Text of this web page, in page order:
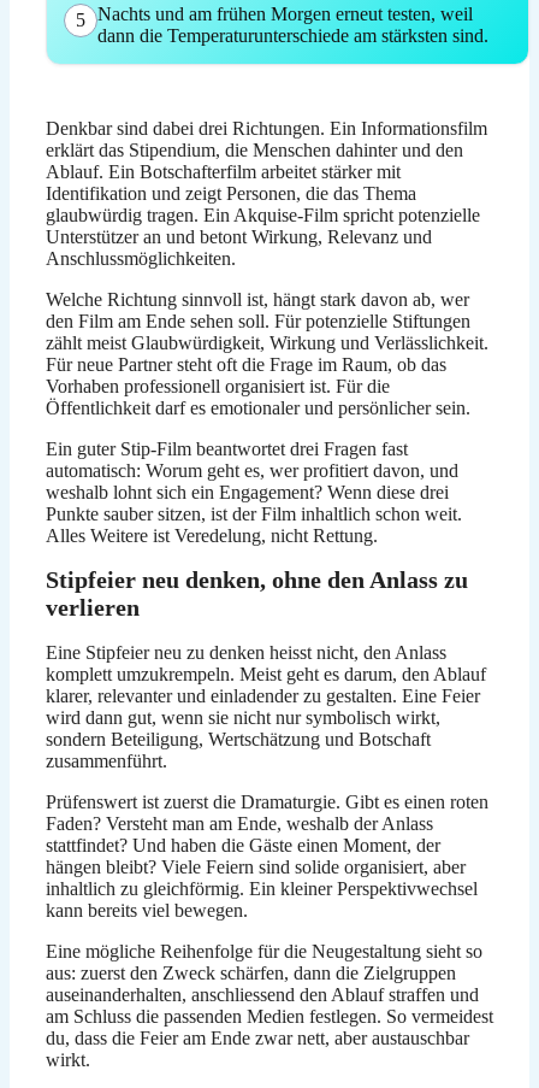
5 Nachts und am frühen Morgen erneut testen, weil
dann die Temperaturunterschiede am stärksten sind.
Denkbar sind dabei drei Richtungen. Ein Informationsfilm
erklärt das Stipendium, die Menschen dahinter und den
Ablauf. Ein Botschafterfilm arbeitet stärker mit
Identifikation und zeigt Personen, die das Thema
glaubwürdig tragen. Ein Akquise-Film spricht potenzielle
Unterstützer an und betont Wirkung, Relevanz und
Anschlussmöglichkeiten.
Welche Richtung sinnvoll ist, hängt stark davon ab, wer
den Film am Ende sehen soll. Für potenzielle Stiftungen
zählt meist Glaubwürdigkeit, Wirkung und Verlässlichkeit.
Für neue Partner steht oft die Frage im Raum, ob das
Vorhaben professionell organisiert ist. Für die
Öffentlichkeit darf es emotionaler und persönlicher sein.
Ein guter Stip-Film beantwortet drei Fragen fast
automatisch: Worum geht es, wer profitiert davon, und
weshalb lohnt sich ein Engagement? Wenn diese drei
Punkte sauber sitzen, ist der Film inhaltlich schon weit.
Alles Weitere ist Veredelung, nicht Rettung.
Stipfeier neu denken, ohne den Anlass zu
verlieren
Eine Stipfeier neu zu denken heisst nicht, den Anlass
komplett umzukrempeln. Meist geht es darum, den Ablauf
klarer, relevanter und einladender zu gestalten. Eine Feier
wird dann gut, wenn sie nicht nur symbolisch wirkt,
sondern Beteiligung, Wertschätzung und Botschaft
zusammenführt.
Prüfenswert ist zuerst die Dramaturgie. Gibt es einen roten
Faden? Versteht man am Ende, weshalb der Anlass
stattfindet? Und haben die Gäste einen Moment, der
hängen bleibt? Viele Feiern sind solide organisiert, aber
inhaltlich zu gleichförmig. Ein kleiner Perspektivwechsel
kann bereits viel bewegen.
Eine mögliche Reihenfolge für die Neugestaltung sieht so
aus: zuerst den Zweck schärfen, dann die Zielgruppen
auseinanderhalten, anschliessend den Ablauf straffen und
am Schluss die passenden Medien festlegen. So vermeidest
du, dass die Feier am Ende zwar nett, aber austauschbar
wirkt.